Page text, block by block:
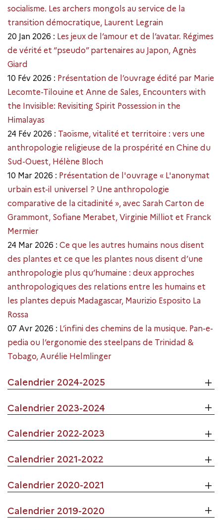
socialisme. Les archers mongols au service de la
transition démocratique, Laurent Legrain
20 Jan 2026 : Les jeux de l’amour et de l’avatar. Régimes
de vérité et “pseudo” partenaires au Japon, Agnès
Giard
10 Fév 2026 : Présentation de l’ouvrage édité par Marie
Lecomte-Tilouine et Anne de Sales, Encounters with
the Invisible: Revisiting Spirit Possession in the
Himalayas
24 Fév 2026 : Taoïsme, vitalité et territoire : vers une
anthropologie religieuse de la prospérité en Chine du
Sud-Ouest, Hélène Bloch
10 Mar 2026 : Présentation de l'ouvrage « L'anonymat
urbain est-il universel ? Une anthropologie
comparative de la citadinité », avec Sarah Carton de
Grammont, Sofiane Merabet, Virginie Milliot et Franck
Mermier
24 Mar 2026 : Ce que les autres humains nous disent
des plantes et ce que les plantes nous disent d’une
anthropologie plus qu’humaine : deux approches
anthropologiques des relations entre les humains et
les plantes depuis Madagascar, Maurizio Esposito La
Rossa
07 Avr 2026 : L’infini des chemins de la musique. Pan-e-
pedia ou l’ergonomie des steelpans de Trinidad &
Tobago, Aurélie Helmlinger
Calendrier 2024-2025
Calendrier 2023-2024
Calendrier 2022-2023
Calendrier 2021-2022
Calendrier 2020-2021
Calendrier 2019-2020